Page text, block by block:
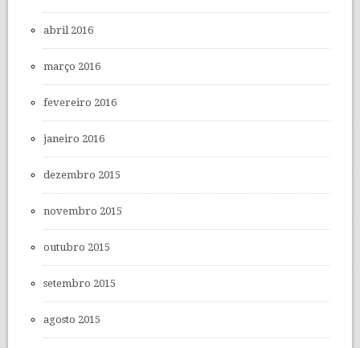
abril 2016
março 2016
fevereiro 2016
janeiro 2016
dezembro 2015
novembro 2015
outubro 2015
setembro 2015
agosto 2015